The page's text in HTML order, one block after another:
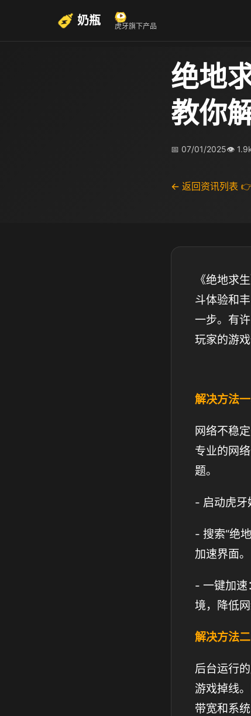
奶瓶 虎牙旗下产品
绝地
教你
📅 07/01/2025👁
← 返回资讯列表
《绝地求
斗体验和
一步。有
玩家的游
解决方法
网络不稳
专业的网
题。
- 启动虎牙
- 搜索“绝
加速界面。
- 一键加速
境，降低
解决方法
后台运行
游戏掉线
带宽和系统